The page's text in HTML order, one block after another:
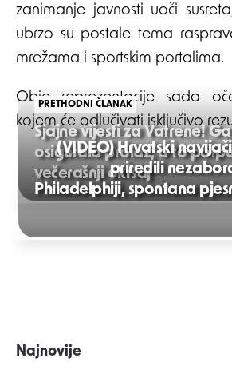
zanimanje javnosti uoči
ubrzo su postale tema
mrežama i sportskim portalima.
Obje reprezentacije sada
kojem će odlučivati isključivo
Post
navigation
PRETHODNI ČLANAK
Sjajne vijesti za Vatrene!
osigurala prolaz, a to
večerašnji okršaj
(VIDEO) Hrvatski
priredili
Philadelphiji, spontana
Najnovije